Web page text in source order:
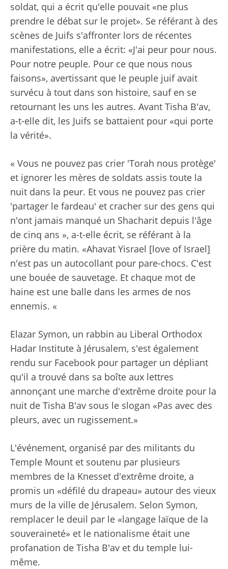
soldat, qui a écrit qu'elle pouvait «ne plus
prendre le débat sur le projet». Se référant à des
scènes de Juifs s'affronter lors de récentes
manifestations, elle a écrit: «J'ai peur pour nous.
Pour notre peuple. Pour ce que nous nous
faisons», avertissant que le peuple juif avait
survécu à tout dans son histoire, sauf en se
retournant les uns les autres. Avant Tisha B'av,
a-t-elle dit, les Juifs se battaient pour «qui porte
la vérité».
« Vous ne pouvez pas crier 'Torah nous protège'
et ignorer les mères de soldats assis toute la
nuit dans la peur. Et vous ne pouvez pas crier
'partager le fardeau' et cracher sur des gens qui
n'ont jamais manqué un Shacharit depuis l'âge
de cinq ans », a-t-elle écrit, se référant à la
prière du matin. «Ahavat Yisrael [love of Israel]
n'est pas un autocollant pour pare-chocs. C'est
une bouée de sauvetage. Et chaque mot de
haine est une balle dans les armes de nos
ennemis. «
Elazar Symon, un rabbin au Liberal Orthodox
Hadar Institute à Jérusalem, s'est également
rendu sur Facebook pour partager un dépliant
qu'il a trouvé dans sa boîte aux lettres
annonçant une marche d'extrême droite pour la
nuit de Tisha B'av sous le slogan «Pas avec des
pleurs, avec un rugissement.»
L'événement, organisé par des militants du
Temple Mount et soutenu par plusieurs
membres de la Knesset d'extrême droite, a
promis un «défilé du drapeau» autour des vieux
murs de la ville de Jérusalem. Selon Symon,
remplacer le deuil par le «langage laïque de la
souveraineté» et le nationalisme était une
profanation de Tisha B'av et du temple lui-
même.